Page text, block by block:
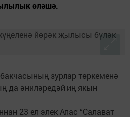
өләшә.
зурлар төркеменә
да әниләредәй иң якын
23 ел элек Апас “Салават